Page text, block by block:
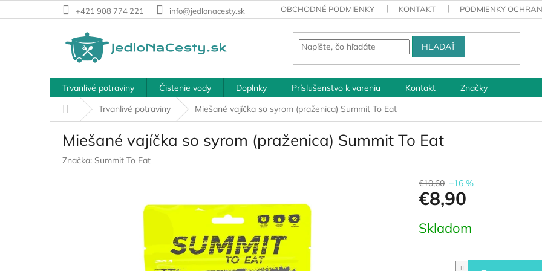
na
+421 908 774 221 info@jedlonacesty.sk OBCHODNÉ PODMIENKY KONTAKT PODMIENKY
HĽADAŤ
Trvanlivé potraviny Čistenie vody Doplnky Príslušenstvo k vareniu Kontakt
Značky
DomovTrvanlivé potraviny Miešané vajíčka so syrom (praženica) Summit To Eat
Miešané vajíčka so syrom (praženica) Summit To Eat
Značka: Summit To Eat
€10,60 –16 %
€8,90
cena:
Skladom